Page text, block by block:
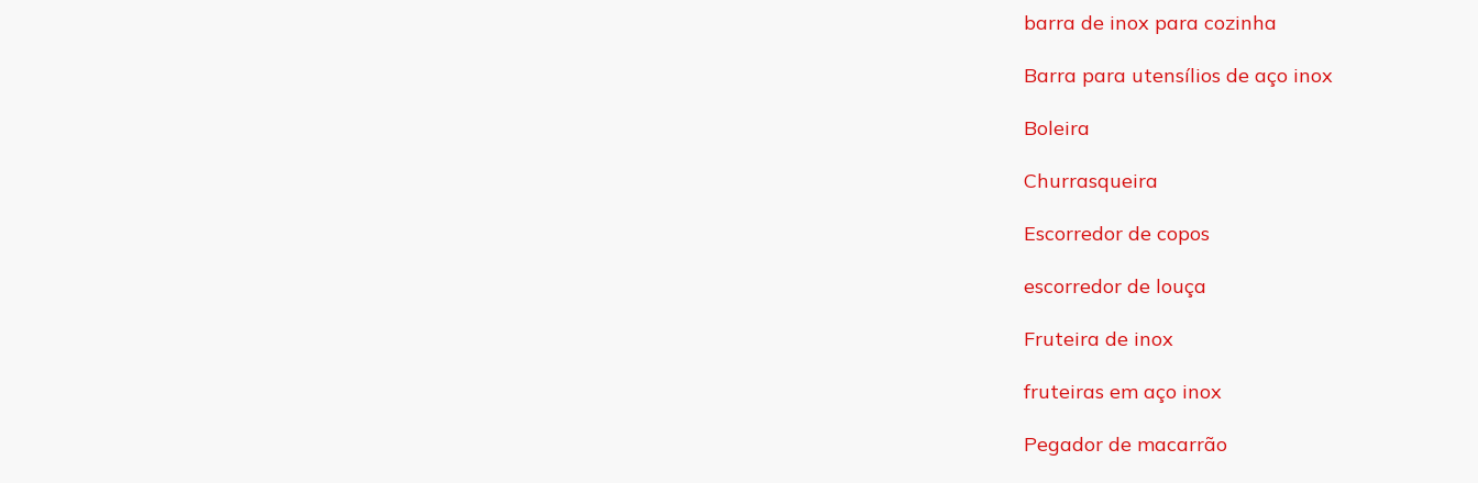
barra de inox para cozinha
Barra para utensílios de aço inox
Boleira
Churrasqueira
Escorredor de copos
escorredor de louça
Fruteira de inox
fruteiras em aço inox
Pegador de macarrão